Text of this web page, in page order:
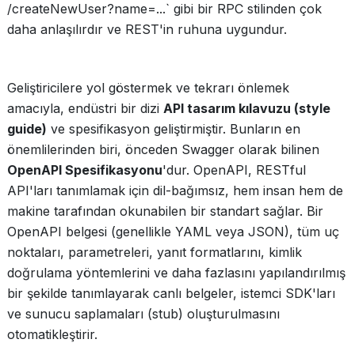
/createNewUser?name=...` gibi bir RPC stilinden çok
daha anlaşılırdır ve REST'in ruhuna uygundur.
Geliştiricilere yol göstermek ve tekrarı önlemek
amacıyla, endüstri bir dizi API tasarım kılavuzu (style
guide) ve spesifikasyon geliştirmiştir. Bunların en
önemlilerinden biri, önceden Swagger olarak bilinen
OpenAPI Spesifikasyonu'dur. OpenAPI, RESTful
API'ları tanımlamak için dil-bağımsız, hem insan hem de
makine tarafından okunabilen bir standart sağlar. Bir
OpenAPI belgesi (genellikle YAML veya JSON), tüm uç
noktaları, parametreleri, yanıt formatlarını, kimlik
doğrulama yöntemlerini ve daha fazlasını yapılandırılmış
bir şekilde tanımlayarak canlı belgeler, istemci SDK'ları
ve sunucu saplamaları (stub) oluşturulmasını
otomatikleştirir.